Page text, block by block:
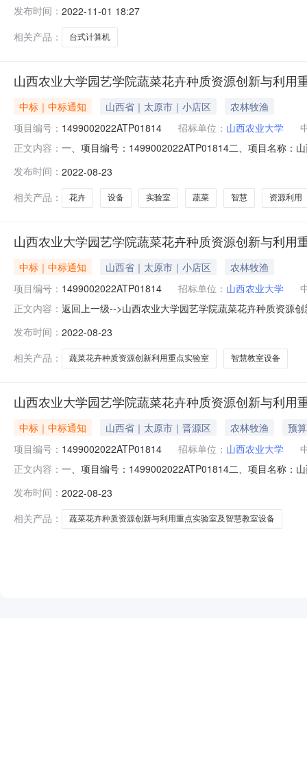
（乙方）：山西韬越科技有限公司地址：晋阳街68号海
发布时间： 2022-11-01 18:27
相关产品：
台式计算机
山西农业大学园艺学院蔬菜花卉种质资源创新与利
中标｜中标通知 山西省｜太原市｜小店区
农林牧渔
项目编号： 1499002022ATP01814 招标单位： 山西农业大学
正文内容： 一、项目编号：1499002022ATP01814二、项目名称：
91140105MA0LP3D4672第二包报价:991890(元)山西鑫
发布时间： 2022-08-23
相关产品：
花卉 设备 实验室 蔬菜 智慧 资源利用
山西农业大学园艺学院蔬菜花卉种质资源创新与利
中标｜中标通知 山西省｜太原市｜小店区
农林牧渔
项目编号： 1499002022ATP01814 招标单位： 山西农业大学
正文内容： 返回上一级-->山西农业大学园艺学院蔬菜花卉种质资源
1.中标结果：序号标项名称总价(元)中标供应商名称中标
发布时间： 2022-08-23
相关产品：
蔬菜花卉种质资源创新利用重点实验室 智慧教室设备
山西农业大学园艺学院蔬菜花卉种质资源创新与利
中标｜中标通知 山西省｜太原市｜晋源区 农林牧渔
预
项目编号： 1499002022ATP01814 招标单位： 山西农业大学
正文内容： 一、项目编号：1499002022ATP01814二、项目名称：
91140105MA0LP3D4672第二包报价:991890(元)山西鑫
发布时间： 2022-08-23
相关产品：
蔬菜花卉种质资源创新与利用重点实验室及智慧教室设备